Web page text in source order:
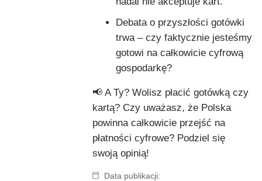
Debata o przyszłości gotówki
trwa – czy faktycznie jesteśmy
gotowi na całkowicie cyfrową
gospodarkę?
📢 A Ty? Wolisz płacić gotówką czy
kartą? Czy uważasz, że Polska
powinna całkowicie przejść na
płatności cyfrowe? Podziel się
swoją opinią!
Data publikacji: